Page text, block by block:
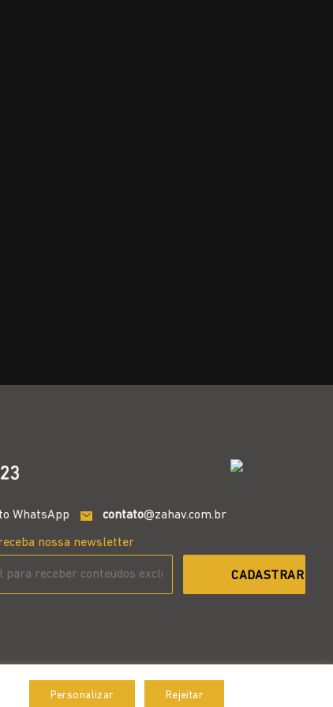
Personalizar Rejeitar
WhatsApp contato@zahav.com.br
nossa newsletter
Desenvolvido por